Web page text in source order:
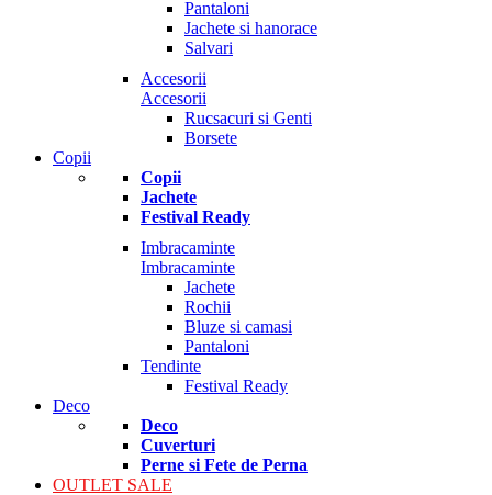
Pantaloni
Jachete si hanorace
Salvari
Accesorii
Accesorii
Rucsacuri si Genti
Borsete
Copii
Copii
Jachete
Festival Ready
Imbracaminte
Imbracaminte
Jachete
Rochii
Bluze si camasi
Pantaloni
Tendinte
Festival Ready
Deco
Deco
Cuverturi
Perne si Fete de Perna
OUTLET SALE